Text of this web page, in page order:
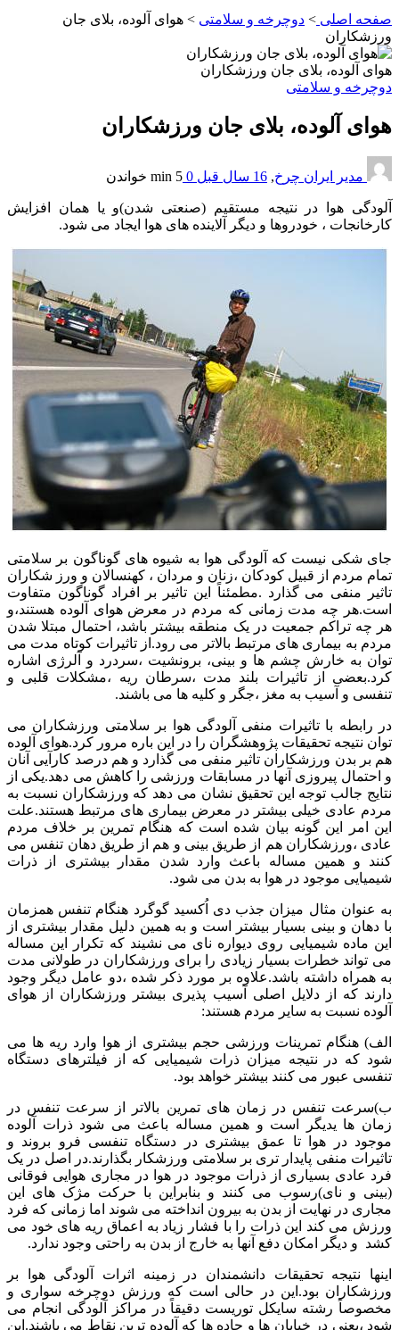
صفحه اصلی > دوچرخه و سلامتی > هوای آلوده، بلای جان
ورزشکاران
هوای آلوده، بلای جان ورزشکاران
دوچرخه و سلامتی
هوای آلوده، بلای جان ورزشکاران
مدیر ایران چرخ, 16 سال قبل 0
5 min خواندن
آلودگی هوا در نتیجه مستقیم (صنعتی شدن)و یا همان افزایش
کارخانجات ، خودروها و دیگر آلاینده های هوا ایجاد می شود.
جای شکی نیست که آلودگی هوا به شیوه های گوناگون بر سلامتی
تمام مردم از قبیل کودکان ،زنان و مردان ، کهنسالان و ورز شکاران
تاثیر منفی می گذارد .مطمئناً این تاثیر بر افراد گوناگون متفاوت
است.هر چه مدت زمانی که مردم در معرض هوای آلوده هستند،و
هر چه تراکم جمعیت در یک منطقه بیشتر باشد، احتمال مبتلا شدن
مردم به بیماری های مرتبط بالاتر می رود.از تاثیرات کوتاه مدت می
توان به خارش چشم ها و بینی، برونشیت ،سردرد و آلرژی اشاره
کرد.بعضی از تاثیرات بلند مدت ،سرطان ریه ،مشکلات قلبی و
تنفسی و آسیب به مغز ،جگر و کلیه ها می باشند.
در رابطه با تاثیرات منفی آلودگی هوا بر سلامتی ورزشکاران می
توان نتیجه تحقیقات پژوهشگران را در این باره مرور کرد.هوای آلوده
هم بر بدن ورزشکاران تاثیر منفی می گذارد و هم درصد کارآیی آنان
و احتمال پیروزی آنها در مسابقات ورزشی را کاهش می دهد.یکی از
نتایج جالب توجه این تحقیق نشان می دهد که ورزشکاران نسبت به
مردم عادی خیلی بیشتر در معرض بیماری های مرتبط هستند.علت
این امر این گونه بیان شده است که هنگام تمرین بر خلاف مردم
عادی ،ورزشکاران هم از طریق بینی و هم از طریق دهان تنفس می
کنند و همین مساله باعث وارد شدن مقدار بیشتری از ذرات
شیمیایی موجود در هوا به بدن می شود.
به عنوان مثال میزان جذب دی اُکسید گوگرد هنگام تنفس همزمان
با دهان و بینی بسیار بیشتر است و به همین دلیل مقدار بیشتری از
این ماده شیمیایی روی دیواره نای می نشیند که تکرار این مساله
می تواند خطرات بسیار زیادی را برای ورزشکاران در طولانی مدت
به همراه داشته باشد.علاوه بر مورد ذکر شده ،دو عامل دیگر وجود
دارند که از دلایل اصلی آسیب پذیری بیشتر ورزشکاران از هوای
آلوده نسبت به سایر مردم هستند:
الف) هنگام تمرینات ورزشی حجم بیشتری از هوا وارد ریه ها می
شود که در نتیجه میزان ذرات شیمیایی که از فیلترهای دستگاه
تنفسی عبور می کنند بیشتر خواهد بود.
ب)سرعت تنفس در زمان های تمرین بالاتر از سرعت تنفس در
زمان ها یدیگر است و همین مساله باعث می شود ذرات آلوده
موجود در هوا تا عمق بیشتری در دستگاه تنفسی فرو بروند و
تاثیرات منفی پایدار تری بر سلامتی ورزشکار بگذارند.در اصل در یک
فرد عادی بسیاری از ذرات موجود در هوا در مجاری هوایی فوقانی
(بینی و نای)رسوب می کنند و بنابراین با حرکت مژک های این
مجاری در نهایت از بدن به بیرون انداخته می شوند اما زمانی که فرد
ورزش می کند این ذرات را با فشار زیاد به اعماق ریه های خود می
کشد و دیگر امکان دفع آنها به خارج از بدن به راحتی وجود ندارد.
اینها نتیجه تحقیقات دانشمندان در زمینه اثرات آلودگی هوا بر
ورزشکاران بود.این در حالی است که ورزش دوچرخه سواری و
مخصوصاً رشته سایکل توریست دقیقاً در مراکز آلودگی انجام می
شود ،یعنی در خیابان ها و جاده ها که آلوده ترین نقاط می باشند.این